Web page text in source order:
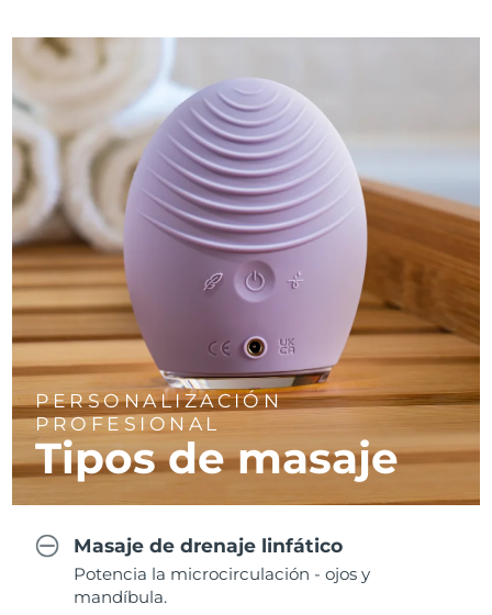
PERSONALIZACIÓN
PROFESIONAL
Tipos de masaje
Masaje de drenaje linfático
Potencia la microcirculación - ojos y
mandíbula.